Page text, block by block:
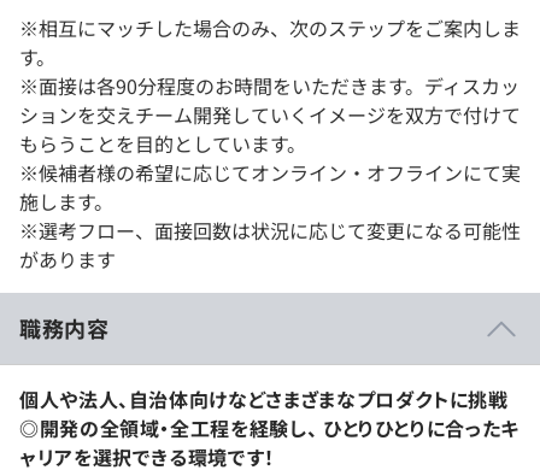
※相互にマッチした場合のみ、次のステップをご案内しま
す。
※面接は各90分程度のお時間をいただきます。ディスカッ
ションを交えチーム開発していくイメージを双方で付けて
もらうことを目的としています。
※候補者様の希望に応じてオンライン・オフラインにて実
施します。
※選考フロー、面接回数は状況に応じて変更になる可能性
があります
職務内容
個人や法人、自治体向けなどさまざまなプロダクトに挑戦
◎開発の全領域・全工程を経験し、 ひとりひとりに合ったキ
ャリアを選択できる環境です！